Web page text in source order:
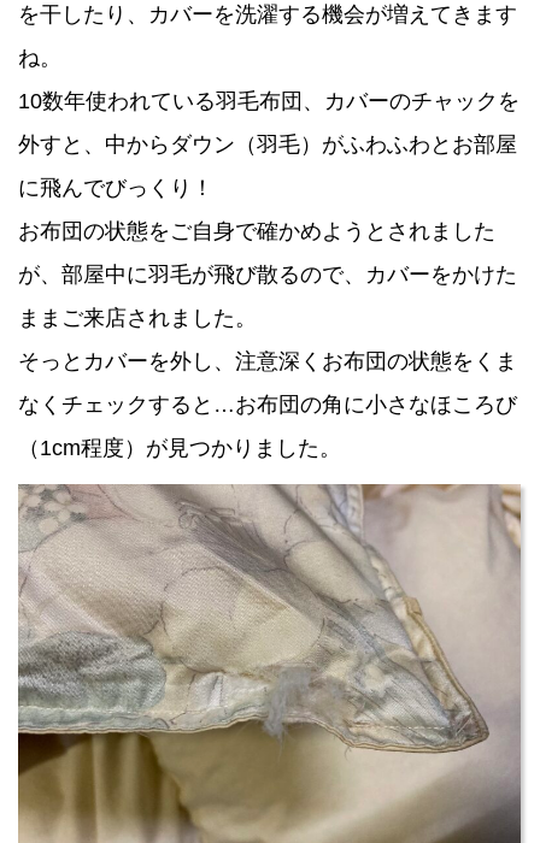
を干したり、カバーを洗濯する機会が増えてきます
ね。
10数年使われている羽毛布団、カバーのチャックを
外すと、中からダウン（羽毛）がふわふわとお部屋
に飛んでびっくり！
お布団の状態をご自身で確かめようとされました
が、部屋中に羽毛が飛び散るので、カバーをかけた
ままご来店されました。
そっとカバーを外し、注意深くお布団の状態をくま
なくチェックすると…お布団の角に小さなほころび
（1cm程度）が見つかりました。